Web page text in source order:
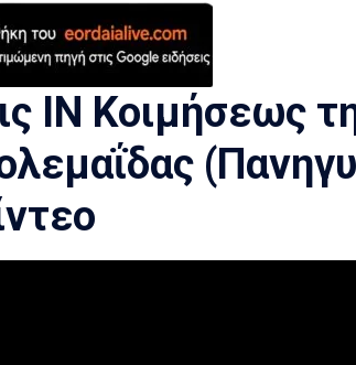
ΙΝ Κοιμήσεως